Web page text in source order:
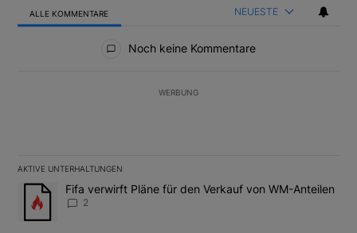
ALLE KOMMENTARE NEUESTE
Noch keine Kommentare
WERBUNG
AKTIVE UNTERHALTUNGEN
Das Folgende ist eine Liste der am meisten kommentierten
Ein Trendartikel mit dem Titel "Fifa verwirft Pläne für den
Fifa verwirft Pläne für den Verkauf von WM-Anteilen
2